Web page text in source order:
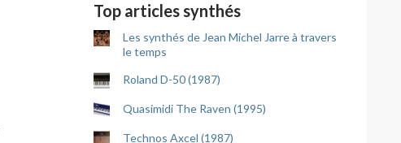
Top articles synthés
Les synthés de Jean Michel Jarre à travers
le temps
Roland D-50 (1987)
Quasimidi The Raven (1995)
Technos Axcel (1987)